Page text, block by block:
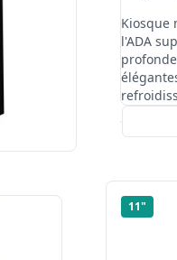
Kiosque
l'ADA
11"